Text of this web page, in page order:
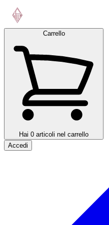
Carrello
Hai 0 articoli nel carrello
Accedi